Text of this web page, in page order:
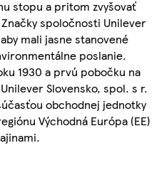
stopu a pritom zvyšovať
spoločnosti Unilever
mali jasne stanovené
poslanie.
1930 a prvú pobočku na
Slovensko, spol. s r.
obchodnej jednotky
Východná Európa (EE)